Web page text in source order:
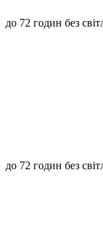
до 72 годин без
до 72 годин без